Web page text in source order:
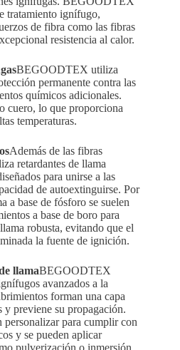
tratamiento ignífugo,
de fibra como las fibras
resistencia al calor.
BEGOODTEX utiliza
permanente contra las
químicos adicionales.
cuero, lo que proporciona
temperaturas.
Además de las fibras
retardantes de llama
para unirse a las
de autoextinguirse. Por
a base de fósforo se suelen
a base de boro para
robusta, evitando que el
la fuente de ignición.
llamaBEGOODTEX
avanzados a la
forman una capa
y previene su propagación.
personalizar para cumplir con
y se pueden aplicar
pulverización o inmersión.